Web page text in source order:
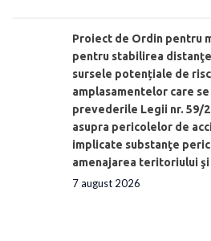
Proiect de Ordin pentru
pentru stabilirea
sursele potențiale de
amplasamentelor care
prevederile Legii nr. 59/
asupra pericolelor de
implicate substanţe
amenajarea teritoriului şi
7 august 2026